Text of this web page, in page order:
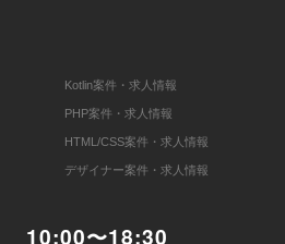
Kotlin案件・求人情報
PHP案件・求人情報
HTML/CSS案件・求人情報
デザイナー案件・求人情報
10:00〜18:30